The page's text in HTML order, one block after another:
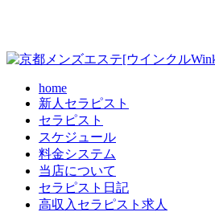
home
新人セラピスト
セラピスト
スケジュール
料金システム
当店について
セラピスト日記
高収入セラピスト求人